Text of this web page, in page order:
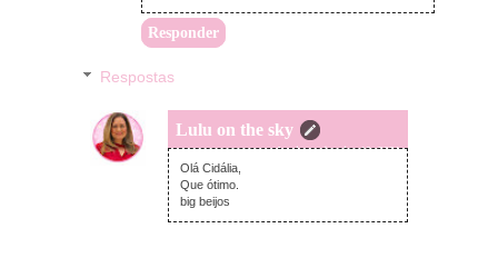
Responder
Respostas
Lulu on the sky
domingo, janeiro 10, 2021
Olá Cidália,
Que ótimo.
big beijos